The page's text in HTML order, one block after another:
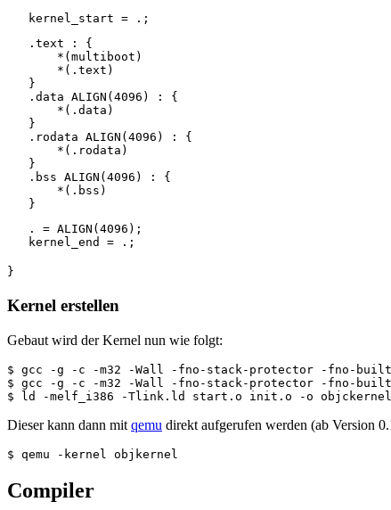
   .text : {
       *(multiboot)
       *(.text)
   }
   .data ALIGN(4096) : {
       *(.data)
   }
   .rodata ALIGN(4096) : {
       *(.rodata)
   }
   .bss ALIGN(4096) : {
       *(.bss)
   . = ALIGN(4096);
}
Kernel erstellen
Gebaut wird der Kernel nun wie folgt:
$ gcc -g -c -m32 -Wall -fno-stack-protector -fno-
$ gcc -g -c -m32 -Wall -fno-stack-protector -fno-
Dieser kann dann mit qemu direkt aufgerufen werden (ab Version
Compiler